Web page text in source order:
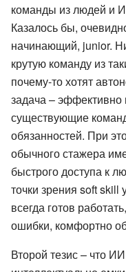
команды из людей и
Казалось бы,
начинающий, junior.
крутую команду из
почему-то хотят
задача – эффективно
существующие
обязанностей. При
обычного стажера
быстрого доступа к
точки зрения soft skill
всегда готов
ошибки, комфортно
Второй тезис – что